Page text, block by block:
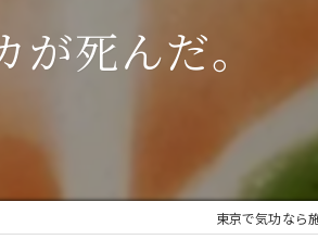
が死んだ。
東京で気功なら